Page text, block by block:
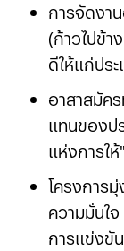
การจัดงา
(ก้าวไปข้
ดีให้แก่ประ
อาสาสมัค
แทนของป
แห่งการให้"
โครงการ
ความมั่นใ
การแข่งขั